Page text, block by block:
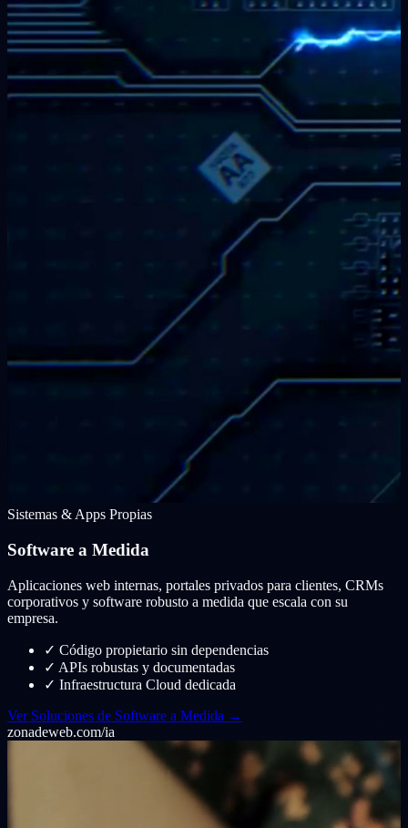
Sistemas & Apps Propias
Software a Medida
Aplicaciones web internas, portales privados para clientes, CRMs
corporativos y software robusto a medida que escala con su
empresa.
✓ Código propietario sin dependencias
✓ APIs robustas y documentadas
✓ Infraestructura Cloud dedicada
Ver Soluciones de Software a Medida →
zonadeweb.com/ia